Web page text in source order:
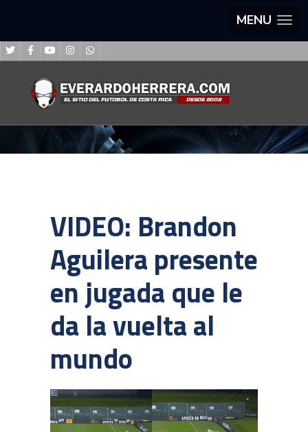
MENU
VIDEO: Brandon
Aguilera presente
en jugada que le
da la vuelta al
mundo